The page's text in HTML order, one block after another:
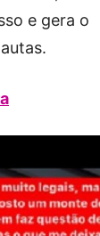
e gera o